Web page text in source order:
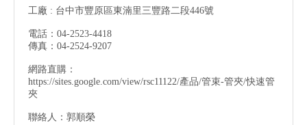
工廠 : 台中市豐原區東湳里三豐路二段446號
電話：04-2523-4418
傳真：04-2524-9207
網路直購：
https://sites.google.com/view/rsc11122/產品/管束-管夾/快速管
夾
聯絡人：郭順榮